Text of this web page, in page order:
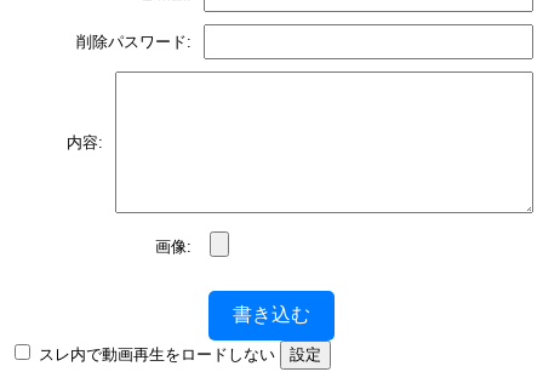
削除パスワード:
内容:
画像:
書き込む
スレ内で動画再生をロードしない